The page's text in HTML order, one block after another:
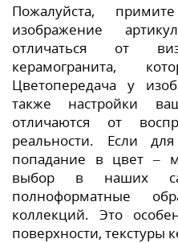
Пожалуйста,
изображение
отличаться от
керамогранита,
Цветопередача у
также настройки
отличаются от
реальности. Если
попадание в цвет –
выбор в наших
полноформатные
коллекций. Это
поверхности, текстуры